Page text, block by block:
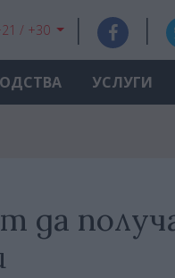
/ +30
УСЛУГИ
да